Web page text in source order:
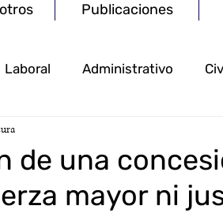
Publicaciones
Laboral Administrativo
de una
mayor ni